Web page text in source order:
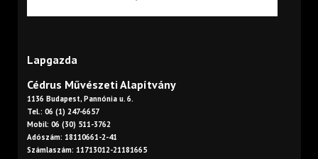
Lapgazda
Cédrus Művészeti Alapítvány
1136 Budapest, Pannónia u. 6.
Tel.: 06 (1) 247-6657
Mobil: 06 (30) 511-3762
Adószám: 18110661-2-41
Számlaszám: 11713012-21181665